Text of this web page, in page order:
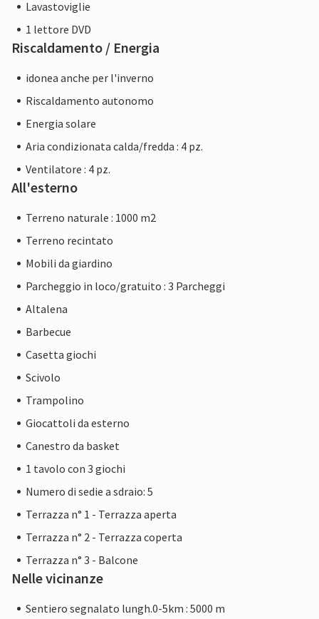
Lavastoviglie
1 lettore DVD
Riscaldamento / Energia
idonea anche per l'inverno
Riscaldamento autonomo
Energia solare
Aria condizionata calda/fredda : 4 pz.
Ventilatore : 4 pz.
All'esterno
Terreno naturale : 1000 m2
Terreno recintato
Mobili da giardino
Parcheggio in loco/gratuito : 3 Parcheggi
Altalena
Barbecue
Casetta giochi
Scivolo
Trampolino
Giocattoli da esterno
Canestro da basket
1 tavolo con 3 giochi
Numero di sedie a sdraio: 5
Terrazza n° 1 - Terrazza aperta
Terrazza n° 2 - Terrazza coperta
Terrazza n° 3 - Balcone
Nelle vicinanze
Sentiero segnalato lungh.0-5km : 5000 m